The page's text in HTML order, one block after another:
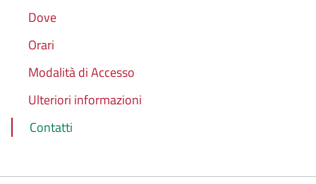
Dove
Orari
Modalità di Accesso
Ulteriori informazioni
Contatti